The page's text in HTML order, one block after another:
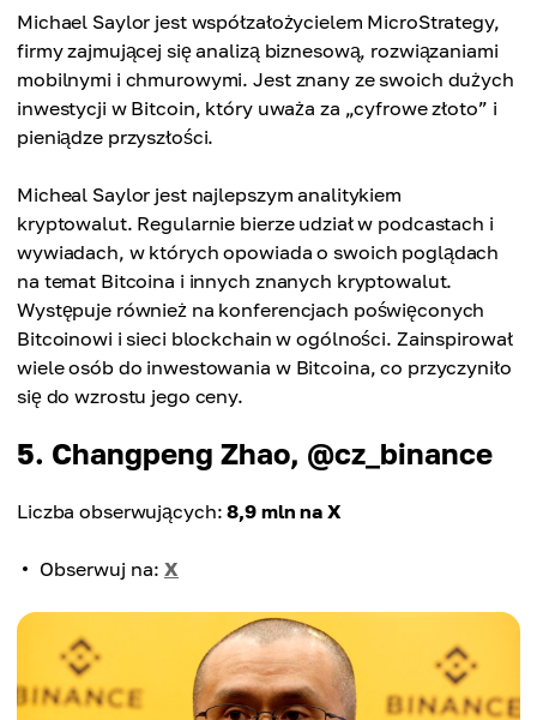
Michael Saylor jest współzałożycielem MicroStrategy,
firmy zajmującej się analizą biznesową, rozwiązaniami
mobilnymi i chmurowymi. Jest znany ze swoich dużych
inwestycji w Bitcoin, który uważa za „cyfrowe złoto” i
pieniądze przyszłości.
Micheal Saylor jest najlepszym analitykiem
kryptowalut. Regularnie bierze udział w podcastach i
wywiadach, w których opowiada o swoich poglądach
na temat Bitcoina i innych znanych kryptowalut.
Występuje również na konferencjach poświęconych
Bitcoinowi i sieci blockchain w ogólności. Zainspirował
wiele osób do inwestowania w Bitcoina, co przyczyniło
się do wzrostu jego ceny.
5. Changpeng Zhao, @cz_binance
Liczba obserwujących:8,9 mln na X
Obserwuj na: X